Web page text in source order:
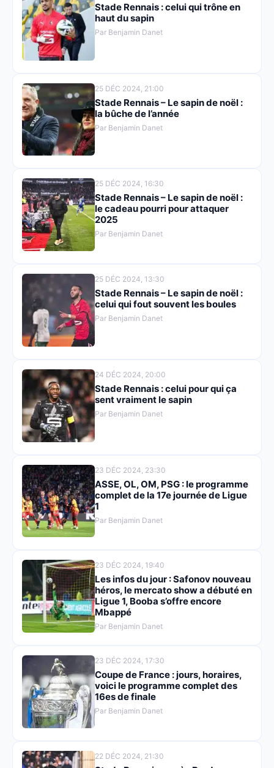
Stade Rennais : celui qui trône en
haut du sapin
Par Benjamin Danet
25 DÉC 2024, 21:00
Stade Rennais – Le sapin de noël :
la bûche de l’année
Par Benjamin Danet
25 DÉC 2024, 16:30
Stade Rennais – Le sapin de noël :
le cadeau pourri pour attaquer
2025
Par Benjamin Danet
25 DÉC 2024, 13:30
Stade Rennais – Le sapin de noël :
celui qui fout souvent les boules
Par Benjamin Danet
24 DÉC 2024, 20:00
Stade Rennais : celui pour qui ça
sent vraiment le sapin
Par Benjamin Danet
23 DÉC 2024, 23:30
ASSE, OL, OM, PSG : le programme
complet de la 17e journée de Ligue
1
Par Benjamin Danet
23 DÉC 2024, 19:40
Les infos du jour : Safonov nouveau
héros, le mercato show a débuté en
Ligue 1, Booba s’offre encore
Mbappé
Par Benjamin Danet
23 DÉC 2024, 17:30
Coupe de France : jours, horaires,
voici le programme complet des
16es de finale
Par Benjamin Danet
22 DÉC 2024, 21:30